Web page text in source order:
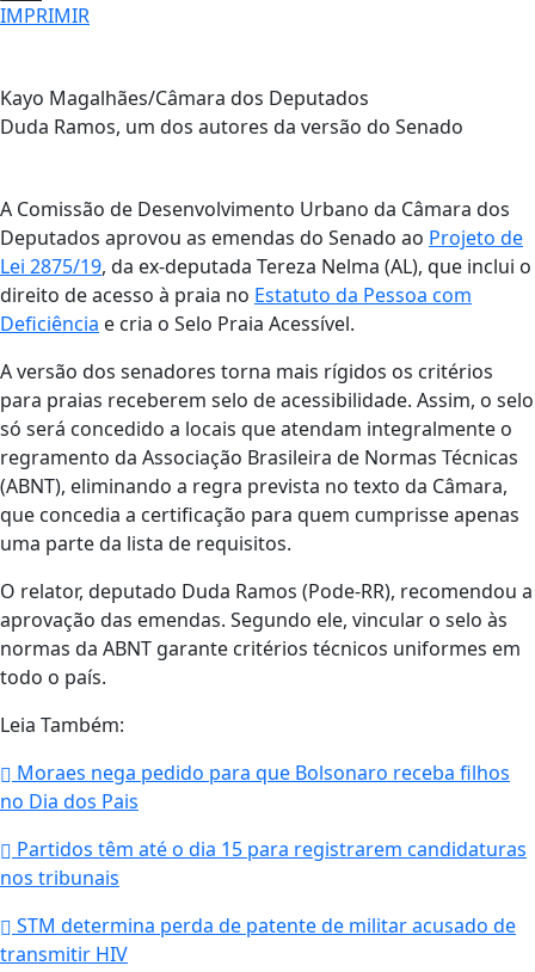
IMPRIMIR
Kayo Magalhães/Câmara dos Deputados
Duda Ramos, um dos autores da versão do Senado
A Comissão de Desenvolvimento Urbano da Câmara dos
Deputados aprovou as emendas do Senado ao Projeto de
Lei 2875/19, da ex-deputada Tereza Nelma (AL), que inclui o
direito de acesso à praia no Estatuto da Pessoa com
Deficiência e cria o Selo Praia Acessível.
A versão dos senadores torna mais rígidos os critérios
para praias receberem selo de acessibilidade. Assim, o selo
só será concedido a locais que atendam integralmente o
regramento da Associação Brasileira de Normas Técnicas
(ABNT), eliminando a regra prevista no texto da Câmara,
que concedia a certificação para quem cumprisse apenas
uma parte da lista de requisitos.
O relator, deputado Duda Ramos (Pode-RR), recomendou a
aprovação das emendas. Segundo ele, vincular o selo às
normas da ABNT garante critérios técnicos uniformes em
todo o país.
Leia Também:
Moraes nega pedido para que Bolsonaro receba filhos
no Dia dos Pais
Partidos têm até o dia 15 para registrarem candidaturas
nos tribunais
STM determina perda de patente de militar acusado de
transmitir HIV